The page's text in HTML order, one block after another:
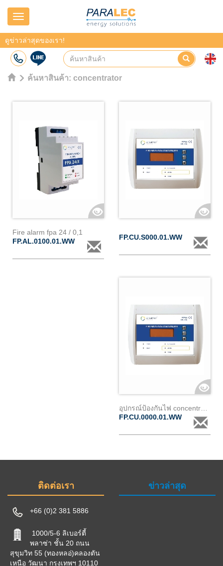
Navigation
ดูข่าวล่าสุดของเรา!
ค้นหาสินค้า: concentrator
Fire alarm fpa 24 / 0,1
FP.AL.0100.01.WW
FP.CU.S000.01.WW
FP.CU.0000.01.WW
ติดต่อเรา
+66 (0)2 381 5886
1000/5-6 ลิเบอร์ตี้
พลาซ่า ชั้น 20 ถนน
สุขุมวิท 55 (ทองหลอ่)คลองตัน
เหนือ วัฒนา กรุงเทพฯ 10110
ข่าวล่าสุด